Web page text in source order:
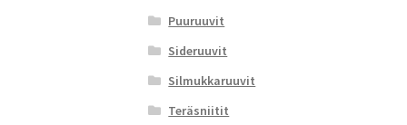
Puuruuvit
Sideruuvit
Silmukkaruuvit
Teräsniitit